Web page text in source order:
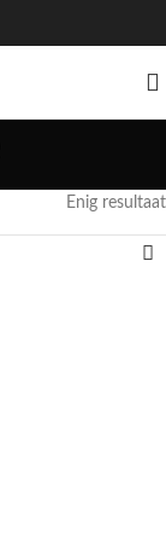
Enig resultaat